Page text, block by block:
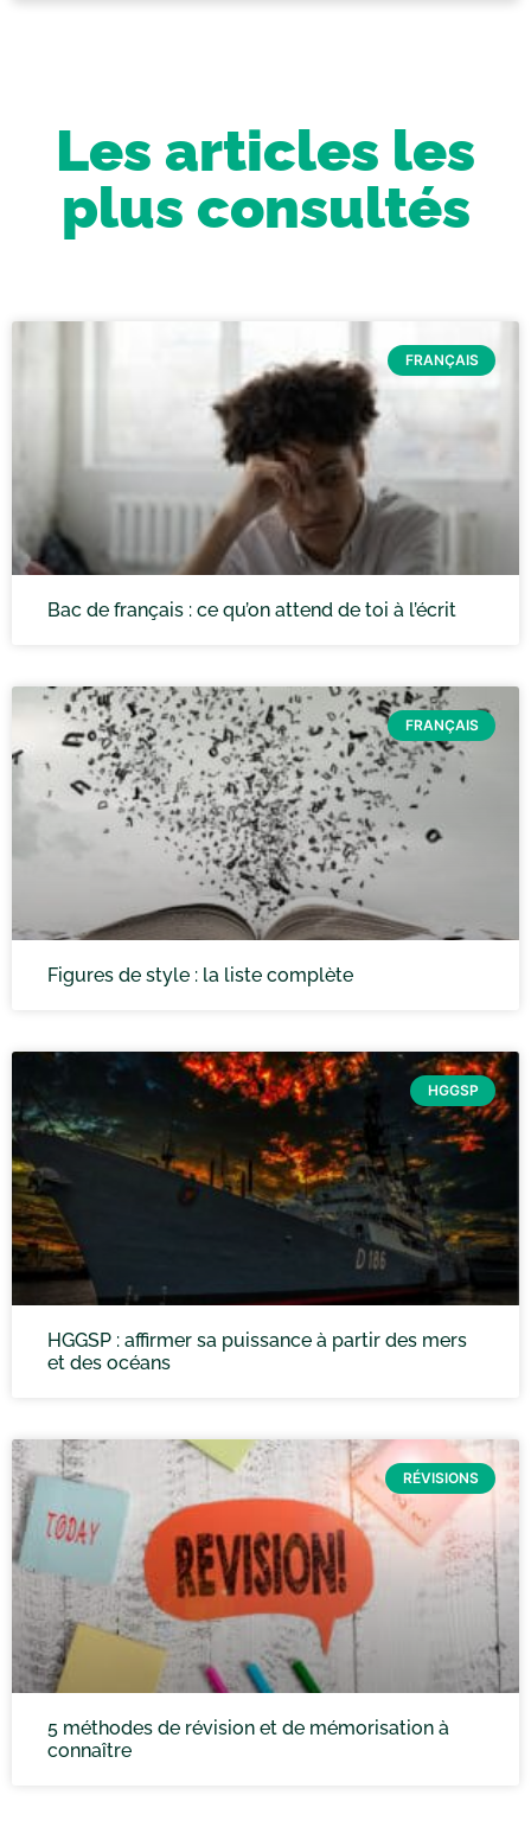
Les articles les
plus consultés
FRANÇAIS
Bac de français : ce qu’on attend de toi à l’écrit
FRANÇAIS
Figures de style : la liste complète
HGGSP
HGGSP : affirmer sa puissance à partir des mers
et des océans
RÉVISIONS
5 méthodes de révision et de mémorisation à
connaître